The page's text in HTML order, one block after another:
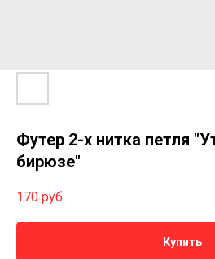
Футер 2-х нитка петля
бирюзе"
170 руб.
Купить